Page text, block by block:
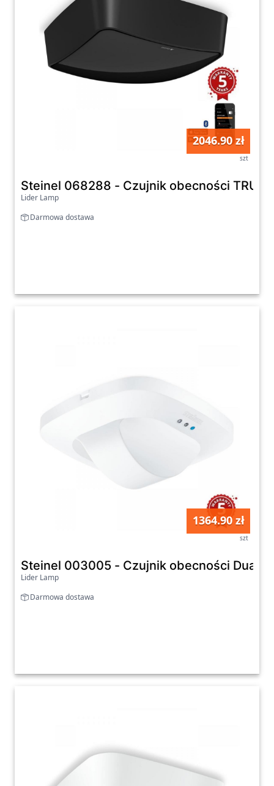
2046.90 zł
szt
Steinel 068288 - Czujnik obecności TRUE
Lider Lamp
Darmowa dostawa
1364.90 zł
szt
Steinel 003005 - Czujnik obecności Dual
Lider Lamp
Darmowa dostawa